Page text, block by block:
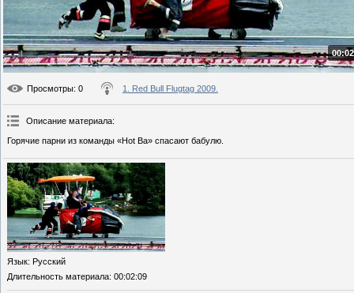
Просмотры: 0 1. Red Bull Flugtag 2009.
Описание материала:
Горячие парни из команды «Hot Ba» спасают бабулю.
Язык: Русский
Длительность материала: 00:02:09